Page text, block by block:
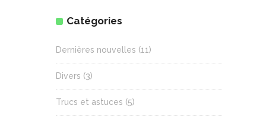
Catégories
Dernières nouvelles (11)
Divers (3)
Trucs et astuces (5)